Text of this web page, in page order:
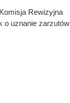
Rewizyjna
o uznanie zarzutów